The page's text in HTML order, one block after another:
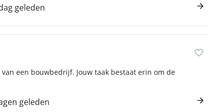
geleden
een bouwbedrijf. Jouw taak bestaat erin om de
geleden